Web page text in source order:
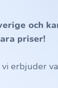
och
priser!
erbjuder